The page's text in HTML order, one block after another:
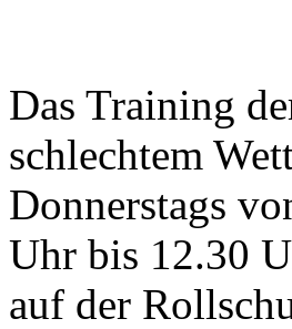
Das Training
schlechtem
Donnerstags
Uhr bis 12.30
auf der